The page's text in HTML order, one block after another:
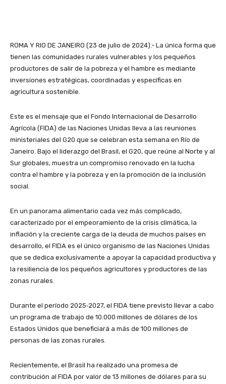
ROMA Y RIO DE JANEIRO (23 de julio de 2024).- La única forma que
tienen las comunidades rurales vulnerables y los pequeños
productores de salir de la pobreza y el hambre es mediante
inversiones estratégicas, coordinadas y específicas en
agricultura sostenible.
Este es el mensaje que el Fondo Internacional de Desarrollo
Agrícola (FIDA) de las Naciones Unidas lleva a las reuniones
ministeriales del G20 que se celebran esta semana en Río de
Janeiro. Bajo el liderazgo del Brasil, el G20, que reúne al Norte y al
Sur globales, muestra un compromiso renovado en la lucha
contra el hambre y la pobreza y en la promoción de la inclusión
social.
En un panorama alimentario cada vez más complicado,
caracterizado por el empeoramiento de la crisis climática, la
inflación y la creciente carga de la deuda de muchos países en
desarrollo, el FIDA es el único organismo de las Naciones Unidas
que se dedica exclusivamente a apoyar la capacidad productiva y
la resiliencia de los pequeños agricultores y productores de las
zonas rurales.
Durante el período 2025‑2027, el FIDA tiene previsto llevar a cabo
un programa de trabajo de 10.000 millones de dólares de los
Estados Unidos que beneficiará a más de 100 millones de
personas de las zonas rurales.
Recientemente, el Brasil ha realizado una promesa de
contribución al FIDA por valor de 13 millones de dólares para su